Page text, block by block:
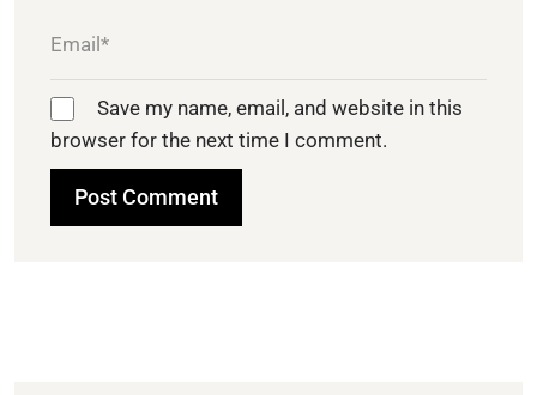
Save my name, email, and website in this
browser for the next time I comment.